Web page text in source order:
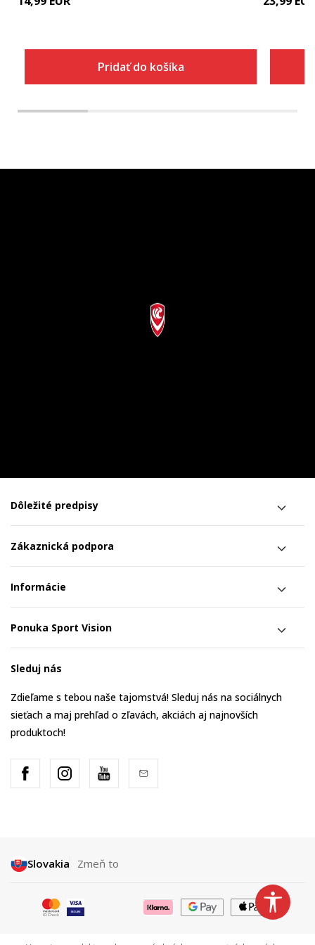
Pridať do košíka
Dôležité predpisy
Zákaznická podpora
Informácie
Ponuka Sport Vision
Sleduj nás
Zdieľame s tebou naše tajomstvá! Sleduj nás na sociálnych
sieťach a maj prehľad o zľavách, akciách aj najnovších
produktoch!
Slovakia Zmeň to